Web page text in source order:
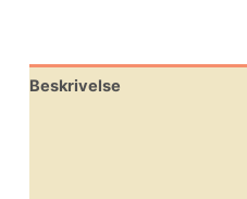
Beskrivelse